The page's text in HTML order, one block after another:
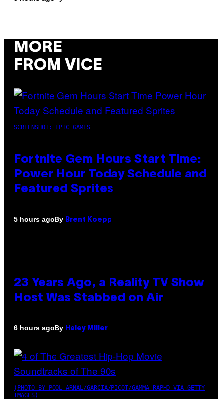
MORE
FROM VICE
SCREENSHOT: EPIC GAMES
Fortnite Gem Hours Start Time:
Power Hour Today Schedule and
Featured Sprites
5 hours agoBy Brent Koepp
23 Years Ago, a Reality TV Show
Host Was Stabbed on Air
6 hours agoBy Haley Miller
(PHOTO BY POOL ARNAL/GARCIA/PICOT/GAMMA-RAPHO VIA GETTY
IMAGES)